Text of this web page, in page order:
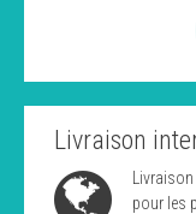
Livraison
pour les